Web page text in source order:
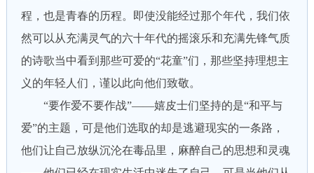
程，也是青春的历程。即使没能经过那个年代，我们依
然可以从充满灵气的六十年代的摇滚乐和充满先锋气质
的诗歌当中看到那些可爱的“花童”们，那些坚持理想主
义的年轻人们，谨以此向他们致敬。
“要作爱不要作战”——嬉皮士们坚持的是“和平与
爱”的主题，可是他们选取的却是逃避现实的一条路，
他们让自己放纵沉沦在毒品里，麻醉自己的思想和灵魂